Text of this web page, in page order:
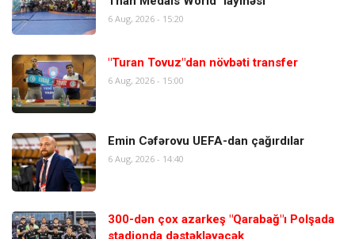
6 Aug, 2026 - 15:20
"Turan Tovuz"dan növbəti transfer
6 Aug, 2026 - 15:00
Emin Cəfərovu UEFA-dan çağırdılar
6 Aug, 2026 - 14:40
300-dən çox azarkeş "Qarabağ"ı Polşada
stadionda dəstəkləyəcək